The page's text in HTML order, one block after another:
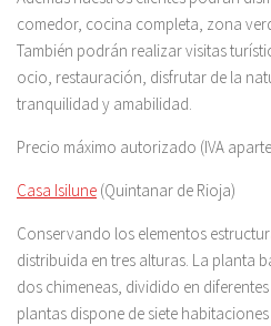
comedor, cocina completa, zona
También podrán realizar visitas
ocio, restauración, disfrutar de la
tranquilidad y amabilidad.
Precio máximo autorizado (IVA
Casa Isilune (Quintanar de Rioja)
Conservando los elementos
distribuida en tres alturas. La planta
dos chimeneas, dividido en
plantas dispone de siete